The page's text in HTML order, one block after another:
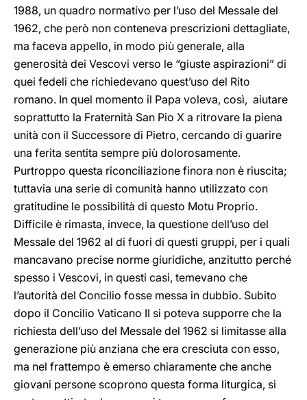
1988, un quadro normativo per l’uso del Messale del
1962, che però non conteneva prescrizioni dettagliate,
ma faceva appello, in modo più generale, alla
generosità dei Vescovi verso le “giuste aspirazioni” di
quei fedeli che richiedevano quest’uso del Rito
romano. In quel momento il Papa voleva, così, aiutare
soprattutto la Fraternità San Pio X a ritrovare la piena
unità con il Successore di Pietro, cercando di guarire
una ferita sentita sempre più dolorosamente.
Purtroppo questa riconciliazione finora non è riuscita;
tuttavia una serie di comunità hanno utilizzato con
gratitudine le possibilità di questo Motu Proprio.
Difficile è rimasta, invece, la questione dell’uso del
Messale del 1962 al di fuori di questi gruppi, per i quali
mancavano precise norme giuridiche, anzitutto perché
spesso i Vescovi, in questi casi, temevano che
l’autorità del Concilio fosse messa in dubbio. Subito
dopo il Concilio Vaticano II si poteva supporre che la
richiesta dell’uso del Messale del 1962 si limitasse alla
generazione più anziana che era cresciuta con esso,
ma nel frattempo è emerso chiaramente che anche
giovani persone scoprono questa forma liturgica, si